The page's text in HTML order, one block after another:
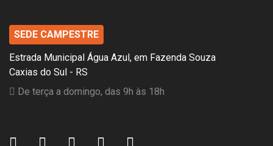
SEDE CAMPESTRE
Estrada Municipal Água Azul, em Fazenda Souza
Caxias do Sul - RS
De terça a domingo, das 9h às 18h